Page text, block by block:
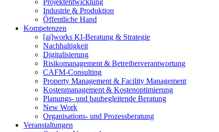
Projektentwicklung
Industrie & Produktion
Öffentliche Hand
Kompetenzen
[ai]works KI-Beratung & Strategie
Nachhaltigkeit
Digitalisierung
Risikomanagement & Betreiberverantwortung
CAFM-Consulting
Property Management & Facility Management
Kostenmanagement & Kostenoptimierung
Planungs- und baubegleitende Beratung
New Work
Organisations- und Prozessberatung
Veranstaltungen